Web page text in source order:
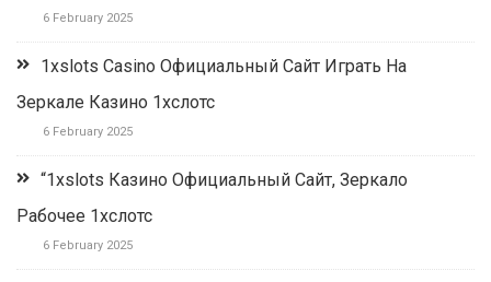
6 February 2025
1xslots Casino Официальный Сайт Играть На
Зеркале Казино 1хслотс
6 February 2025
“1xslots Казино Официальный Сайт, Зеркало
Рабочее 1хслотс
6 February 2025